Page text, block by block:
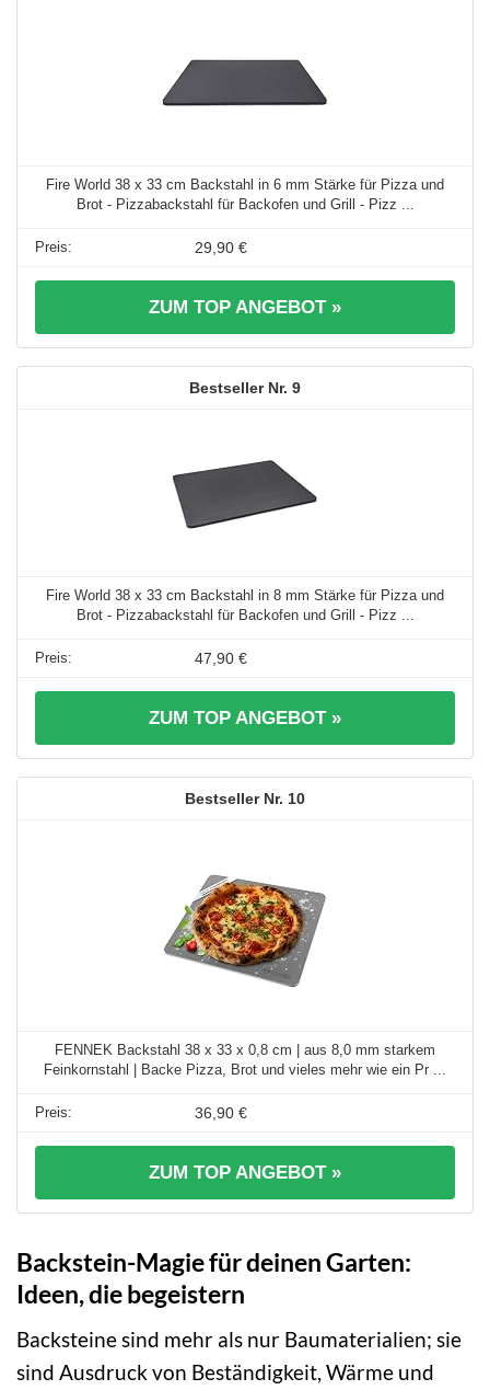
Fire World 38 x 33 cm Backstahl in 6 mm Stärke für Pizza und
Brot - Pizzabackstahl für Backofen und Grill - Pizz ...
29,90 €
ZUM TOP ANGEBOT »
9
Fire World 38 x 33 cm Backstahl in 8 mm Stärke für Pizza und
Brot - Pizzabackstahl für Backofen und Grill - Pizz ...
47,90 €
ZUM TOP ANGEBOT »
10
FENNEK Backstahl 38 x 33 x 0,8 cm | aus 8,0 mm starkem
Feinkornstahl | Backe Pizza, Brot und vieles mehr wie ein Pr ...
36,90 €
ZUM TOP ANGEBOT »
Backstein-Magie für deinen Garten:
Ideen, die begeistern
Backsteine sind mehr als nur Baumaterialien; sie
sind Ausdruck von Beständigkeit, Wärme und